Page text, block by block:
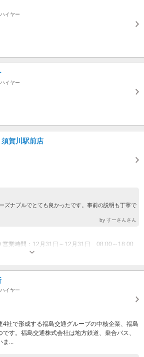
イヤー
イヤー
賀川駅前店
ズナブルでとても良かったです。事前の説明も丁寧で
by すーさんさん
営業時間：12月31日～12月31日 08:00～18:00
～01月03日
イヤー
4社で形成する福島交通グループの中核企業、福島
す。福島交通株式会社は地方鉄道、乗合バス、
...